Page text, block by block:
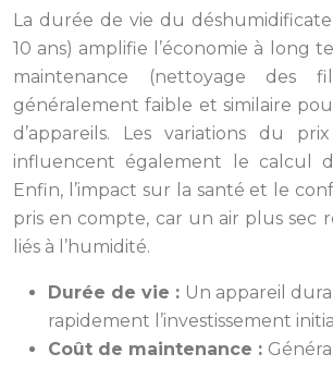
La durée de vie du
10 ans) amplifie l’économie à long
maintenance (nettoyage des
généralement faible et similaire
d’appareils. Les variations du
influencent également le calcul
Enfin, l’impact sur la santé et le
pris en compte, car un air plus sec
liés à l’humidité.
Durée de vie : Un appareil
rapidement l’investissement
Coût de maintenance :